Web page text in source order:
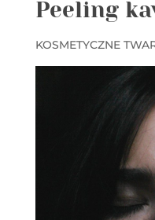
Peeling
KOSMETYCZNE